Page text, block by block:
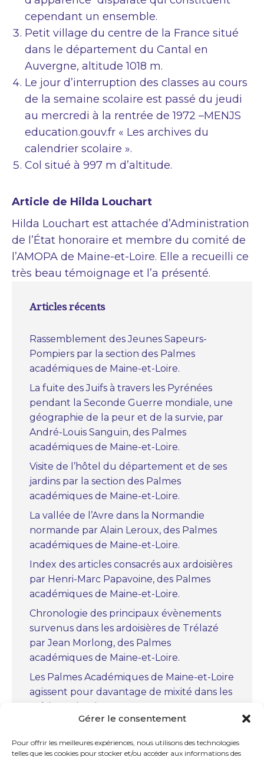
Gérer le consentement
Pour offrir les meilleures expériences, nous utilisons des technologies
telles que les cookies pour stocker et/ou accéder aux informations des
cependant un ensemble.
Petit village du centre de la France situé
dans le département du Cantal en
Auvergne, altitude 1018 m.
Le jour d’interruption des classes au cours
de la semaine scolaire est passé du jeudi
au mercredi à la rentrée de 1972 –MENJS
education.gouv.fr « Les archives du
calendrier scolaire ».
Col situé à 997 m d’altitude.
Article de Hilda Louchart
Hilda Louchart est attachée d’Administration
de l’État honoraire et membre du comité de
l’AMOPA de Maine-et-Loire. Elle a recueilli ce
très beau témoignage et l’a présenté.
Articles récents
Rassemblement des Jeunes Sapeurs-
Pompiers par la section des Palmes
académiques de Maine-et-Loire.
La fuite des Juifs à travers les Pyrénées
pendant la Seconde Guerre mondiale, une
géographie de la peur et de la survie, par
André-Louis Sanguin, des Palmes
académiques de Maine-et-Loire.
Visite de l’hôtel du département et de ses
jardins par la section des Palmes
académiques de Maine-et-Loire.
La vallée de l’Avre dans la Normandie
normande par Alain Leroux, des Palmes
académiques de Maine-et-Loire.
Index des articles consacrés aux ardoisières
par Henri-Marc Papavoine, des Palmes
académiques de Maine-et-Loire.
Chronologie des principaux évènements
survenus dans les ardoisières de Trélazé
par Jean Morlong, des Palmes
académiques de Maine-et-Loire.
Les Palmes Académiques de Maine-et-Loire
agissent pour davantage de mixité dans les
métiers scientifiques.
Marc Bourcerie, des Palmes académiques